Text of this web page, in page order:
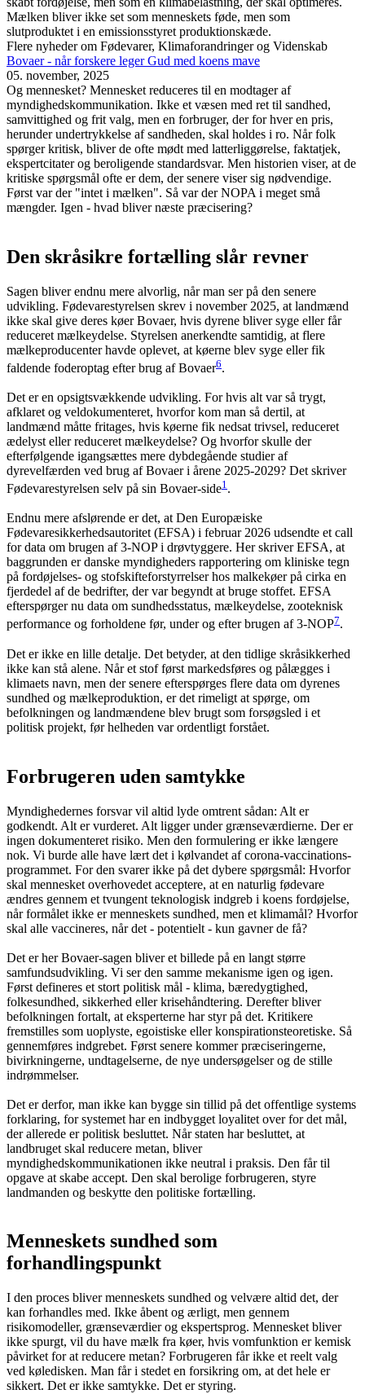
Mælken bliver ikke set som menneskets føde, men som
slutproduktet i en emissionsstyret produktionskæde.
Flere nyheder om Fødevarer, Klimaforandringer og Videnskab
Bovaer - når forskere leger Gud med koens mave
05. november, 2025
Og mennesket? Mennesket reduceres til en modtager af
myndighedskommunikation. Ikke et væsen med ret til sandhed,
samvittighed og frit valg, men en forbruger, der for hver en pris,
herunder undertrykkelse af sandheden, skal holdes i ro. Når folk
spørger kritisk, bliver de ofte mødt med latterliggørelse, faktatjek,
ekspertcitater og beroligende standardsvar. Men historien viser, at de
kritiske spørgsmål ofte er dem, der senere viser sig nødvendige.
Først var der "intet i mælken". Så var der NOPA i meget små
mængder. Igen - hvad bliver næste præcisering?
Den skråsikre fortælling slår revner
Sagen bliver endnu mere alvorlig, når man ser på den senere
udvikling. Fødevarestyrelsen skrev i november 2025, at landmænd
ikke skal give deres køer Bovaer, hvis dyrene bliver syge eller får
reduceret mælkeydelse. Styrelsen anerkendte samtidig, at flere
mælkeproducenter havde oplevet, at køerne blev syge eller fik
faldende foderoptag efter brug af Bovaer6.
Det er en opsigtsvækkende udvikling. For hvis alt var så trygt,
afklaret og veldokumenteret, hvorfor kom man så dertil, at
landmænd måtte fritages, hvis køerne fik nedsat trivsel, reduceret
ædelyst eller reduceret mælkeydelse? Og hvorfor skulle der
efterfølgende igangsættes mere dybdegående studier af
dyrevelfærden ved brug af Bovaer i årene 2025-2029? Det skriver
Fødevarestyrelsen selv på sin Bovaer-side1.
Endnu mere afslørende er det, at Den Europæiske
Fødevaresikkerhedsautoritet (EFSA) i februar 2026 udsendte et call
for data om brugen af 3-NOP i drøvtyggere. Her skriver EFSA, at
baggrunden er danske myndigheders rapportering om kliniske tegn
på fordøjelses- og stofskifteforstyrrelser hos malkekøer på cirka en
fjerdedel af de bedrifter, der var begyndt at bruge stoffet. EFSA
efterspørger nu data om sundhedsstatus, mælkeydelse, zooteknisk
performance og forholdene før, under og efter brugen af 3-NOP7.
Det er ikke en lille detalje. Det betyder, at den tidlige skråsikkerhed
ikke kan stå alene. Når et stof først markedsføres og pålægges i
klimaets navn, men der senere efterspørges flere data om dyrenes
sundhed og mælkeproduktion, er det rimeligt at spørge, om
befolkningen og landmændene blev brugt som forsøgsled i et
politisk projekt, før helheden var ordentligt forstået.
Forbrugeren uden samtykke
Myndighedernes forsvar vil altid lyde omtrent sådan: Alt er
godkendt. Alt er vurderet. Alt ligger under grænseværdierne. Der er
ingen dokumenteret risiko. Men den formulering er ikke længere
nok. Vi burde alle have lært det i kølvandet af corona-vaccinations-
programmet. For den svarer ikke på det dybere spørgsmål: Hvorfor
skal mennesket overhovedet acceptere, at en naturlig fødevare
ændres gennem et tvungent teknologisk indgreb i koens fordøjelse,
når formålet ikke er menneskets sundhed, men et klimamål? Hvorfor
skal alle vaccineres, når det - potentielt - kun gavner de få?
Det er her Bovaer-sagen bliver et billede på en langt større
samfundsudvikling. Vi ser den samme mekanisme igen og igen.
Først defineres et stort politisk mål - klima, bæredygtighed,
folkesundhed, sikkerhed eller krisehåndtering. Derefter bliver
befolkningen fortalt, at eksperterne har styr på det. Kritikere
fremstilles som uoplyste, egoistiske eller konspirationsteoretiske. Så
gennemføres indgrebet. Først senere kommer præciseringerne,
bivirkningerne, undtagelserne, de nye undersøgelser og de stille
indrømmelser.
Det er derfor, man ikke kan bygge sin tillid på det offentlige systems
forklaring, for systemet har en indbygget loyalitet over for det mål,
der allerede er politisk besluttet. Når staten har besluttet, at
landbruget skal reducere metan, bliver
myndighedskommunikationen ikke neutral i praksis. Den får til
opgave at skabe accept. Den skal berolige forbrugeren, styre
landmanden og beskytte den politiske fortælling.
Menneskets sundhed som
forhandlingspunkt
I den proces bliver menneskets sundhed og velvære altid det, der
kan forhandles med. Ikke åbent og ærligt, men gennem
risikomodeller, grænseværdier og ekspertsprog. Mennesket bliver
ikke spurgt, vil du have mælk fra køer, hvis vomfunktion er kemisk
påvirket for at reducere metan? Forbrugeren får ikke et reelt valg
ved køledisken. Man får i stedet en forsikring om, at det hele er
sikkert. Det er ikke samtykke. Det er styring.